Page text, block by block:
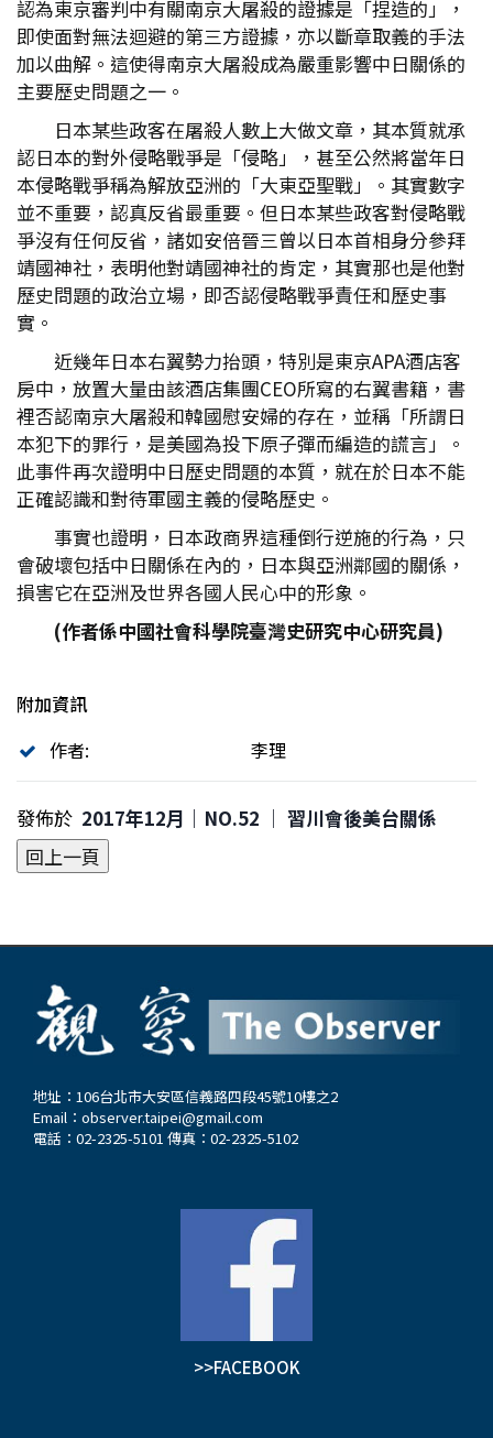
認為東京審判中有關南京大屠殺的證據是「捏造的」，
即使面對無法迴避的第三方證據，亦以斷章取義的手法
加以曲解。這使得南京大屠殺成為嚴重影響中日關係的
主要歷史問題之一。
日本某些政客在屠殺人數上大做文章，其本質就承
認日本的對外侵略戰爭是「侵略」，甚至公然將當年日
本侵略戰爭稱為解放亞洲的「大東亞聖戰」。其實數字
並不重要，認真反省最重要。但日本某些政客對侵略戰
爭沒有任何反省，諸如安倍晉三曾以日本首相身分參拜
靖國神社，表明他對靖國神社的肯定，其實那也是他對
歷史問題的政治立場，即否認侵略戰爭責任和歷史事
實。
近幾年日本右翼勢力抬頭，特別是東京APA酒店客
房中，放置大量由該酒店集團CEO所寫的右翼書籍，書
裡否認南京大屠殺和韓國慰安婦的存在，並稱「所謂日
本犯下的罪行，是美國為投下原子彈而編造的謊言」。
此事件再次證明中日歷史問題的本質，就在於日本不能
正確認識和對待軍國主義的侵略歷史。
事實也證明，日本政商界這種倒行逆施的行為，只
會破壞包括中日關係在內的，日本與亞洲鄰國的關係，
損害它在亞洲及世界各國人民心中的形象。
(作者係中國社會科學院臺灣史研究中心研究員)
附加資訊
作者:
李理
發佈於 2017年12月｜NO.52 │ 習川會後美台關係
地址：106台北市大安區信義路四段45號10樓之2
Email： observer.taipei@gmail.com
電話：02-2325-5101 傳真：02-2325-5102
>>FACEBOOK